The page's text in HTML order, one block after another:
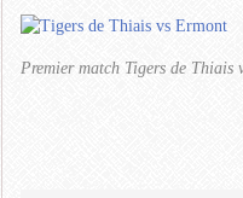
Premier match Tigers de Thiais